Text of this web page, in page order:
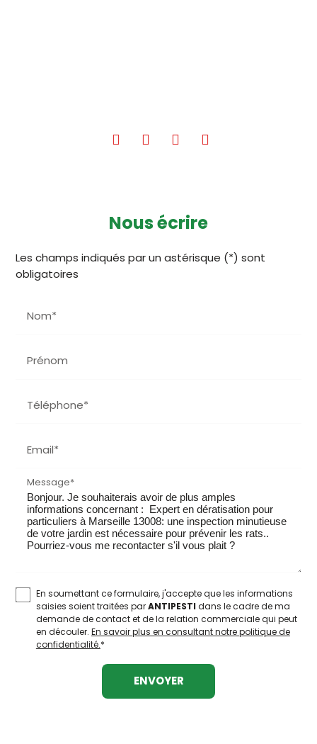
Nous écrire
Les champs indiqués par un astérisque (*) sont
obligatoires
Nom*
Prénom
Téléphone*
Email*
Message*
En soumettant ce formulaire, j'accepte que les informations
saisies soient traitées parANTIPESTI dans le cadre de ma
demande de contact et de la relation commerciale qui peut
en découler. En savoir plus en consultant notre politique de
confidentialité.*